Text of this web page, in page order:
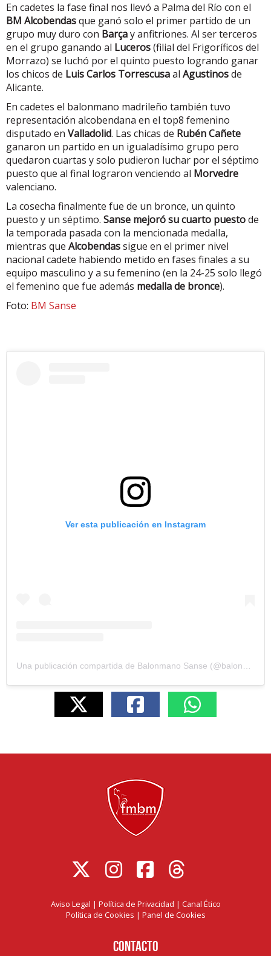
En cadetes la fase final nos llevó a Palma del Río con el
BM Alcobendasque ganó solo el primer partido de un
grupo muy duro con Barçay anfitriones. Al ser terceros
en el grupo ganando al Luceros(filial del Frigoríficos del
Morrazo) se luchó por el quinto puesto logrando ganar
los chicos de Luis Carlos Torrescusaal Agustinosde
Alicante.
En cadetes el balonmano madrileño también tuvo
representación alcobendana en el top8 femenino
disputado en Valladolid. Las chicas de Rubén Cañete
ganaron un partido en un igualadísimo grupo pero
quedaron cuartas y solo pudieron luchar por el séptimo
puesto que al final lograron venciendo al Morvedre
valenciano.
La cosecha finalmente fue de un bronce, un quinto
puesto y un séptimo. Sanse mejoró su cuarto puestode
la temporada pasada con la mencionada medalla,
mientras que Alcobendassigue en el primer nivel
nacional cadete habiendo metido en fases finales a su
equipo masculino y a su femenino (en la 24-25 solo llegó
el femenino que fue además medalla de bronce).
Foto: BM Sanse
Ver esta publicación en Instagram
Aviso Legal | Política de Privacidad | Canal Ético
Política de Cookies | Panel de Cookies
Contacto